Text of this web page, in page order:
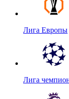
Лига Европы
Лига